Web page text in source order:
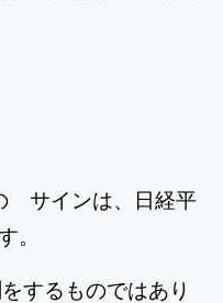
サインは、日経平
。
するものではあり